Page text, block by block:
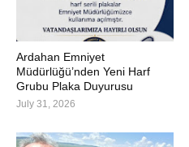
Ardahan Emniyet
Müdürlüğü’nden Yeni Harf
Grubu Plaka Duyurusu
July 31, 2026